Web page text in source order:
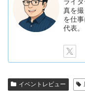
真を
を仕
代表。
イベントレビュー